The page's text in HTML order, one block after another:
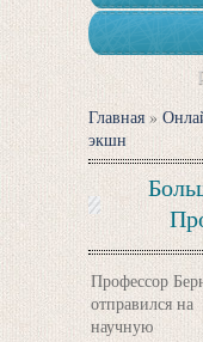
детей с
Главная»
экшн
Профессор
отправился на
научную